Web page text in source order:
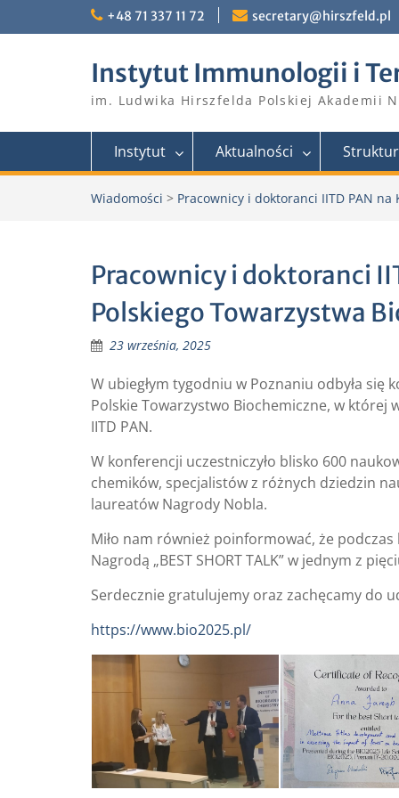
+48 71 337 11 72 secretary@hirszfeld.pl
Instytut Immunologii i
im. Ludwika Hirszfelda Polskiej Akademii
Instytut Aktualności
Wiadomości > Pracownicy i doktoranci IITD PAN
Pracownicy i doktoranci
Polskiego Towarzystwa
23 września, 2025
W ubiegłym tygodniu w Poznaniu odbyła się
Polskie Towarzystwo Biochemiczne, w której
IITD PAN.
W konferencji uczestniczyło blisko 600
chemików, specjalistów z różnych dziedzin
laureatów Nagrody Nobla.
Miło nam również poinformować, że
Nagrodą „BEST SHORT TALK” w jednym z
Serdecznie gratulujemy oraz zachęcamy do
https://www.bio2025.pl/